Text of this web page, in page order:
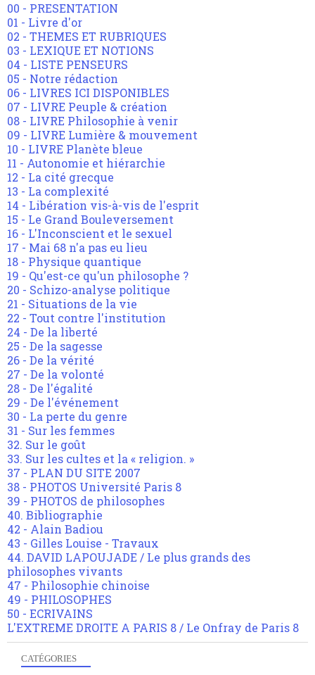
00 - PRESENTATION
01 - Livre d'or
02 - THEMES ET RUBRIQUES
03 - LEXIQUE ET NOTIONS
04 - LISTE PENSEURS
05 - Notre rédaction
06 - LIVRES ICI DISPONIBLES
07 - LIVRE Peuple & création
08 - LIVRE Philosophie à venir
09 - LIVRE Lumière & mouvement
10 - LIVRE Planète bleue
11 - Autonomie et hiérarchie
12 - La cité grecque
13 - La complexité
14 - Libération vis-à-vis de l'esprit
15 - Le Grand Bouleversement
16 - L'Inconscient et le sexuel
17 - Mai 68 n'a pas eu lieu
18 - Physique quantique
19 - Qu'est-ce qu'un philosophe ?
20 - Schizo-analyse politique
21 - Situations de la vie
22 - Tout contre l'institution
24 - De la liberté
25 - De la sagesse
26 - De la vérité
27 - De la volonté
28 - De l'égalité
29 - De l'événement
30 - La perte du genre
31 - Sur les femmes
32. Sur le goût
33. Sur les cultes et la « religion. »
37 - PLAN DU SITE 2007
38 - PHOTOS Université Paris 8
39 - PHOTOS de philosophes
40. Bibliographie
42 - Alain Badiou
43 - Gilles Louise - Travaux
44. DAVID LAPOUJADE / Le plus grands des
philosophes vivants
47 - Philosophie chinoise
49 - PHILOSOPHES
50 - ECRIVAINS
L'EXTREME DROITE A PARIS 8 / Le Onfray de Paris 8
CATÉGORIES